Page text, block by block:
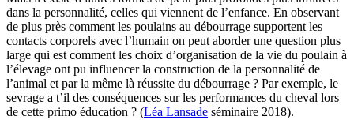
dans la personnalité, celles qui viennent de l’enfance. En observant
de plus près comment les poulains au débourrage supportent les
contacts corporels avec l’humain on peut aborder une question plus
large qui est comment les choix d’organisation de la vie du poulain à
l’élevage ont pu influencer la construction de la personnalité de
l’animal et par la même là réussite du débourrage ? Par exemple, le
sevrage a t’il des conséquences sur les performances du cheval lors
de cette primo éducation ? (Léa Lansade séminaire 2018).